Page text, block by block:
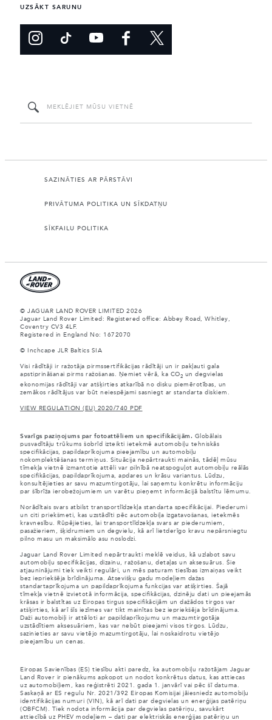
UZSĀKT SARUNU
SAZINĀTIES AR PĀRSTĀVI
PRIVĀTUMA POLITIKA UN SĪKDATŅU
SĪKFAILU POLITIKA
© JAGUAR LAND ROVER LIMITED 2026
Jaguar Land Rover Limited: Registered office: Abbey Road, Whitley,
Coventry CV3 4LF.
Registered in England No: 1672070
© Inchcape JLR Baltics SIA
Visi rādītāji ir ražotāja pirmssertifikācijas rādītāji un ir pakļauti gala
apstiprināšanai pirms ražošanas. Ņemiet vērā, ka CO2 un degvielas
ekonomijas rādītāji var atšķirties atkarībā no disku piemērotības, un
zemākos rādītājus var būt neiespējami sasniegt ar standarta diskiem.
VIEW REGULATION (EU) 2020/740 PDF
Svarīgs paziņojums par fotoattēliem un specifikācijām. Globālais
pusvadītāju trūkums šobrīd izteikti ietekmē automobiļu tehniskās
specifikācijas, papildaprīkojuma pieejamību un automobiļu
nokomplektēšanas termiņus. Situācija nepārtraukti mainās, tādēļ mūsu
tīmekļa vietnē izmantotie attēli var pilnībā neatspoguļot automobiļu reālās
specifikācijas, papildaprīkojuma, apdares un krāsu variantus. Lūdzu,
konsultējieties ar savu mazumtirgotāju, lai saņemtu konkrētu informāciju
par šībrīža ierobežojumiem un varētu pieņemt informācijā balstītu lēmumu.
Norādītais svars atbilst transportlīdzekļa standarta specifikācijai. Piederumi
un citi priekšmeti, kas uzstādīti pēc automobiļa izgatavošanas, ietekmēs
kravnesību. Rūpējieties, lai transportlīdzekļa svars ar piederumiem,
pasažieriem, šķidrumiem un degvielu, kā arī lietderīgo kravu nepārsniegtu
pilno masu un maksimālo asu noslodzi.
Jaguar Land Rover Limited nepārtraukti meklē veidus, kā uzlabot savu
automobiļu specifikācijas, dizainu, ražošanu, detaļas un aksesuārus. Šie
atjauninājumi tiek veikti regulāri, un mēs paturam tiesības izmaiņas veikt
bez iepriekšēja brīdinājuma. Atsevišķu gadu modeļiem dažas
standartaprīkojuma un papildaprīkojuma funkcijas var atšķirties. Šajā
tīmekļa vietnē izvietotā informācija, specifikācijas, dzinēju dati un pieejamās
krāsas ir balstītas uz Eiropas tirgus specifikācijām un dažādos tirgos var
atšķirties, kā arī šīs iezīmes var tikt mainītas bez iepriekšēja brīdinājuma.
Daži automobiļi ir attēloti ar papildaprīkojumu un mazumtirgotāja
uzstādītiem aksesuāriem, kas var nebūt pieejami visos tirgos. Lūdzu,
sazinieties ar savu vietējo mazumtirgotāju, lai noskaidrotu vietējo
pieejamību un cenas.
Eiropas Savienības (ES) tiesību akti paredz, ka automobiļu ražotājam Jaguar
Land Rover ir pienākums apkopot un nodot konkrētus datus, kas attiecas
uz automobiļiem, kas reģistrēti 2021. gada 1. janvārī vai pēc šī datuma.
Saskaņā ar ES regulu Nr. 2021/392 Eiropas Komisijai jāiesniedz automobiļu
identifikācijas numuri (VIN), kā arī dati par degvielas un enerģijas patēriņu
(OBFCM). Tiek nodota informācija par degvielas patēriņu, savukārt
attiecībā uz PHEV modeļiem – dati par elektriskās enerģijas patēriņu un